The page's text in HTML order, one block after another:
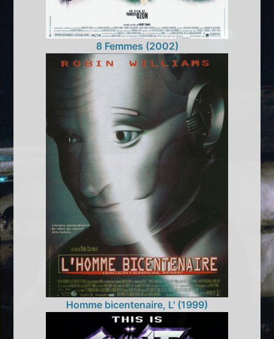
8 Femmes (2002)
Homme bicentenaire, L' (1999)